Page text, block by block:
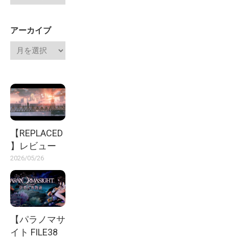
アーカイブ
【REPLACED
】レビュー
2026/05/26
【パラノマサ
イト FILE38